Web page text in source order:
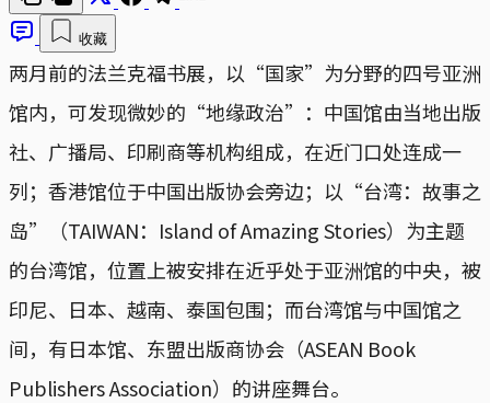
收藏
两月前的法兰克福书展，以“国家”为分野的四号亚洲
馆内，可发现微妙的“地缘政治”：中国馆由当地出版
社、广播局、印刷商等机构组成，在近门口处连成一
列；香港馆位于中国出版协会旁边；以“台湾：故事之
岛”（TAIWAN：Island of Amazing Stories）为主题
的台湾馆，位置上被安排在近乎处于亚洲馆的中央，被
印尼、日本、越南、泰国包围；而台湾馆与中国馆之
间，有日本馆、东盟出版商协会（ASEAN Book
Publishers Association）的讲座舞台。